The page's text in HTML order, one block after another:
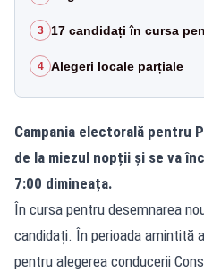
3 17 candidați în cursa
4 Alegeri locale parțiale
Campania electorală pentru
de la miezul nopții și se va
7:00 dimineața.
În cursa pentru desemnarea
candidați. În perioada amintită
pentru alegerea conducerii